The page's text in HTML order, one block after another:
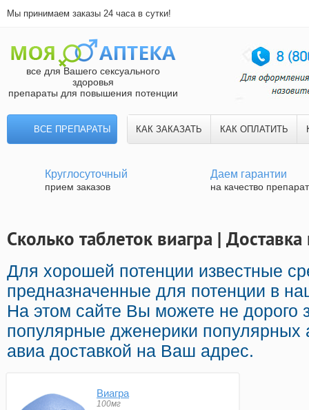
Мы принимаем заказы 24 часа в сутки!
все для Вашего сексуального
здоровья
препараты для повышения потенции
ВСЕ ПРЕПАРАТЫ КАК ЗАКАЗАТЬ КАК ОПЛАТИТЬ
Круглосуточный
прием заказов
Даем гарантии
на качество
Сколько таблеток виагра |
Для хорошей потенции известные
предназначенные для потенции в
На этом сайте Вы можете не дорого
популярные дженерики популярных
авиа доставкой на Ваш адрес.
Виагра
100мг